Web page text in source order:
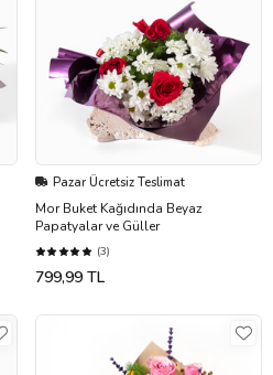
Pazar Ücretsiz Teslimat
Mor Buket Kağıdında Beyaz
Papatyalar ve Güller
(3)
799,99 TL